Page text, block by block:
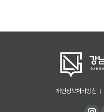
개인정보처리방침